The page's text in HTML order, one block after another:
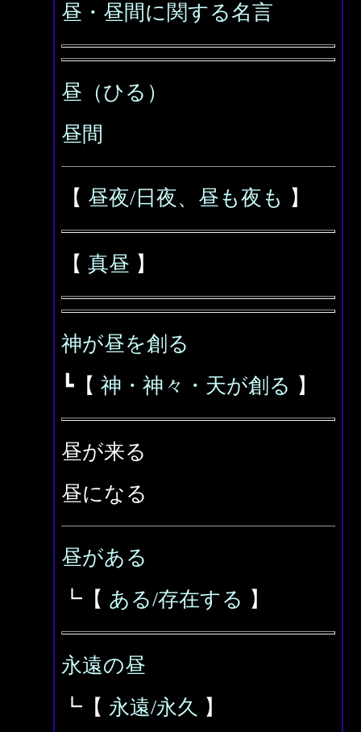
昼・昼間に関する名言
昼（ひる）
昼間
【 昼夜/日夜、昼も夜も 】
【 真昼 】
神が昼を創る
┗【 神・神々・天が創る 】
昼が来る
昼になる
昼がある
┗【 ある/存在する 】
永遠の昼
┗【 永遠/永久 】